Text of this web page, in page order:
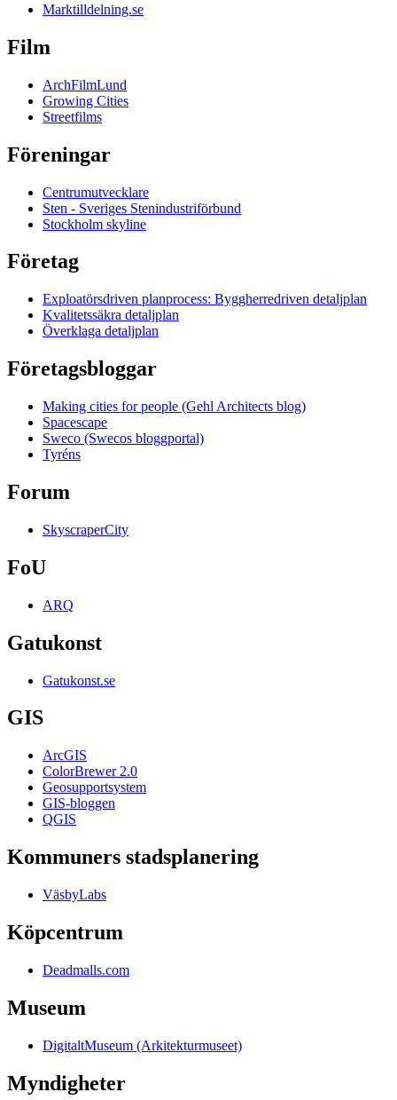
Marktilldelning.se
Film
ArchFilmLund
Growing Cities
Streetfilms
Föreningar
Centrumutvecklare
Sten - Sveriges Stenindustriförbund
Stockholm skyline
Företag
Exploatörsdriven planprocess: Byggherredriven detaljplan
Kvalitetssäkra detaljplan
Överklaga detaljplan
Företagsbloggar
Making cities for people (Gehl Architects blog)
Spacescape
Sweco (Swecos bloggportal)
Tyréns
Forum
SkyscraperCity
FoU
ARQ
Gatukonst
Gatukonst.se
GIS
ArcGIS
ColorBrewer 2.0
Geosupportsystem
GIS-bloggen
QGIS
Kommuners stadsplanering
VäsbyLabs
Köpcentrum
Deadmalls.com
Museum
DigitaltMuseum (Arkitekturmuseet)
Myndigheter